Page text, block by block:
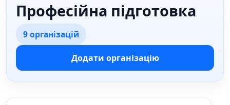
Професійна підготовка
9 організацій
Додати організацію